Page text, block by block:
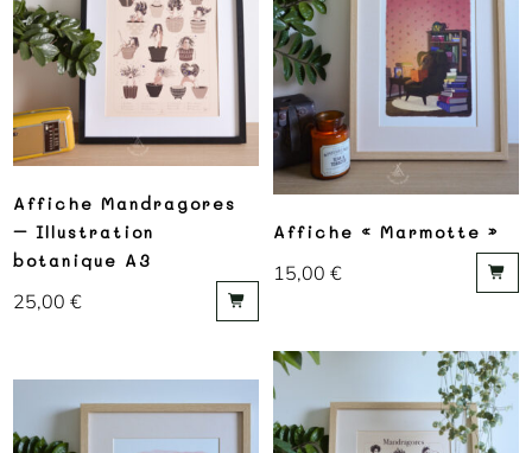
Affiche Mandragores
– Illustration
botanique A3
25,00€
Affiche « Marmotte »
15,00€